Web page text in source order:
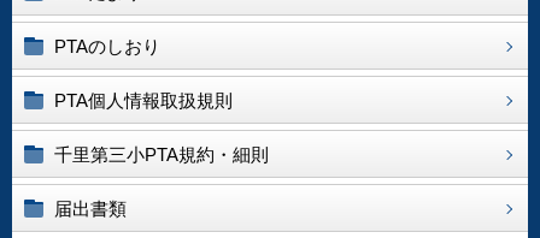
PTAのしおり
PTA個人情報取扱規則
千里第三小PTA規約・細則
届出書類